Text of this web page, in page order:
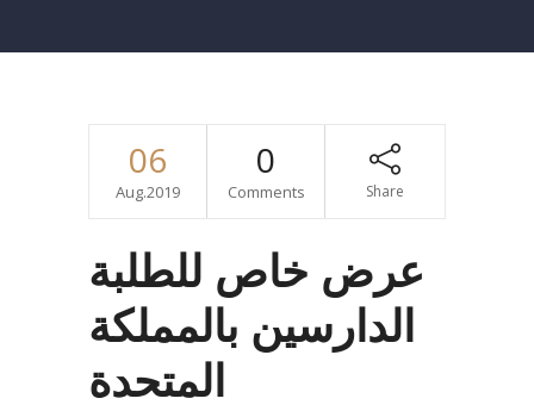
06
Aug.2019
0
Comments Share
عرض خاص للطلبة
الدارسين بالمملكة
المتحدة